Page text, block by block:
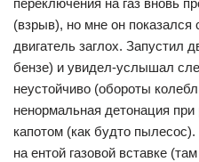
переключения на газ вновь
(взрыв), но мне он
двигатель заглох. Запустил
бензе) и увидел-услышал
неустойчиво (обороты
ненормальная детонация
капотом (как будто
на ентой газовой вставке